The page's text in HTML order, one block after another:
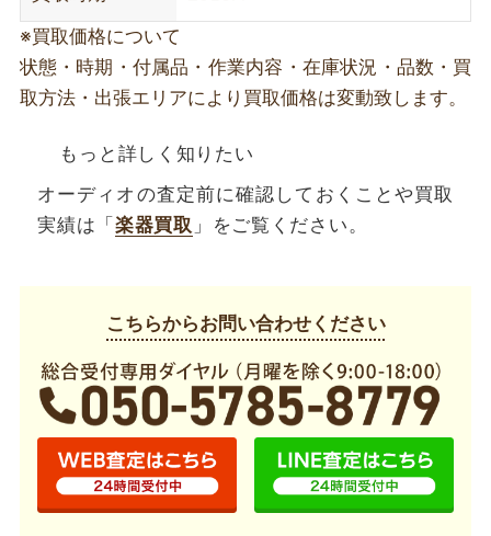
※買取価格について
状態・時期・付属品・作業内容・在庫状況・品数・買
取方法・出張エリアにより買取価格は変動致します。
もっと詳しく知りたい
オーディオの査定前に確認しておくことや買取
実績は「 楽器買取 」をご覧ください。
こちらからお問い合わせください